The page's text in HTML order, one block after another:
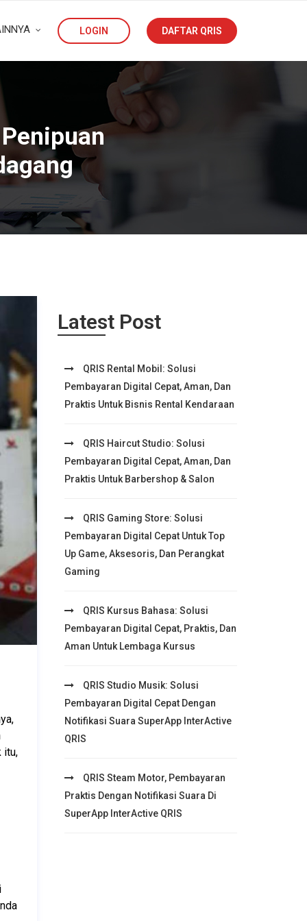
LOGIN DAFTAR QRIS
itu,
Latest Post
QRIS Rental Mobil: Solusi
Pembayaran Digital Cepat, Aman, Dan
Praktis Untuk Bisnis Rental Kendaraan
QRIS Haircut Studio: Solusi
Pembayaran Digital Cepat, Aman, Dan
Praktis Untuk Barbershop & Salon
QRIS Gaming Store: Solusi
Pembayaran Digital Cepat Untuk Top
Up Game, Aksesoris, Dan Perangkat
Gaming
QRIS Kursus Bahasa: Solusi
Pembayaran Digital Cepat, Praktis, Dan
Aman Untuk Lembaga Kursus
QRIS Studio Musik: Solusi
Pembayaran Digital Cepat Dengan
Notifikasi Suara SuperApp InterActive
QRIS
QRIS Steam Motor, Pembayaran
Praktis Dengan Notifikasi Suara Di
SuperApp InterActive QRIS